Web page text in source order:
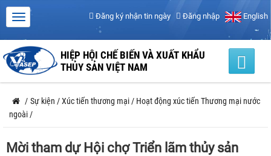
Đăng ký nhận tin ngày Đăng nhập English
HIỆP HỘI CHẾ BIẾN VÀ XUẤT KHẨU
THỦY SẢN VIỆT NAM
/ Sự kiện /Xúc tiến thương mại / Hoạt động xúc tiến Thương mại nước
ngoài /
Mời tham dự Hội chợ Triển lãm thủy sản